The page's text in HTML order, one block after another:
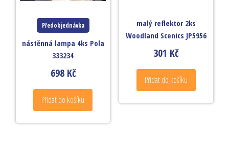
Předobjednávka
nástěnná lampa 4ks Pola
333234
698 Kč
Přidat do košíku
malý reflektor 2ks
Woodland Scenics JP5956
301 Kč
Přidat do košíku